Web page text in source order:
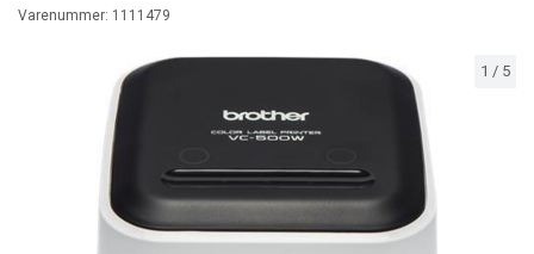
1 / 5
Varenummer: 1111479